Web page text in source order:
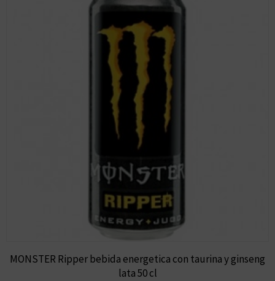
MONSTER Ripper bebida energetica con taurina y ginseng
lata 50 cl